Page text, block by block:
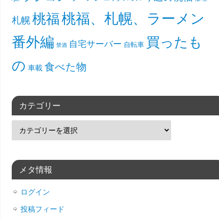
札幌桃福桃福、札幌、ラーメン
番外編 禁酒 自宅サーバー 自転車 買ったも
の 車載 食べた物
カテゴリー
メタ情報
ログイン
投稿フィード